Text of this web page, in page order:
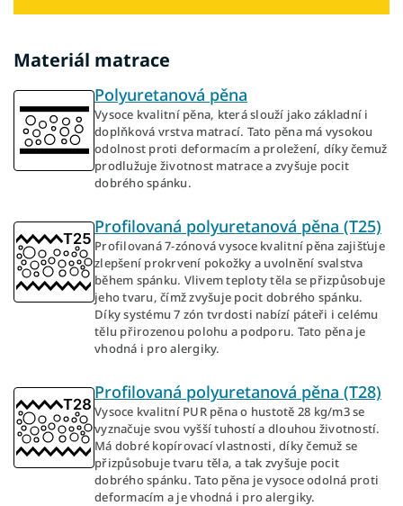
Materiál matrace
Polyuretanová pěna
Vysoce kvalitní pěna, která slouží jako základní i
doplňková vrstva matrací. Tato pěna má vysokou
odolnost proti deformacím a proležení, díky čemuž
prodlužuje životnost matrace a zvyšuje pocit
dobrého spánku.
Profilovaná polyuretanová pěna (T25)
Profilovaná 7-zónová vysoce kvalitní pěna zajišťuje
zlepšení prokrvení pokožky a uvolnění svalstva
během spánku. Vlivem teploty těla se přizpůsobuje
jeho tvaru, čímž zvyšuje pocit dobrého spánku.
Díky systému 7 zón tvrdosti nabízí páteři i celému
tělu přirozenou polohu a podporu. Tato pěna je
vhodná i pro alergiky.
Profilovaná polyuretanová pěna (T28)
Vysoce kvalitní PUR pěna o hustotě 28 kg/m3 se
vyznačuje svou vyšší tuhostí a dlouhou životností.
Má dobré kopírovací vlastnosti, díky čemuž se
přizpůsobuje tvaru těla, a tak zvyšuje pocit
dobrého spánku. Tato pěna je vysoce odolná proti
deformacím a je vhodná i pro alergiky.